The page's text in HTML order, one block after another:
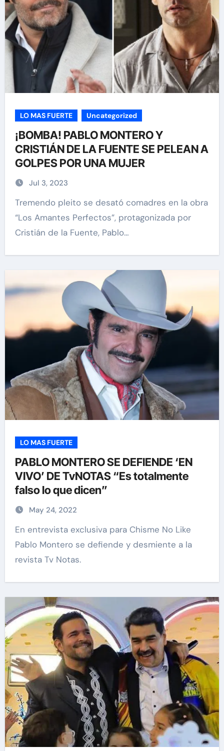
LO MAS FUERTE Uncategorized
¡BOMBA! PABLO MONTERO Y
CRISTIÁN DE LA FUENTE SE PELEAN A
GOLPES POR UNA MUJER
Jul 3, 2023
Tremendo pleito se desató comadres en la obra
“Los Amantes Perfectos”, protagonizada por
Cristián de la Fuente, Pablo…
LO MAS FUERTE
PABLO MONTERO SE DEFIENDE ‘EN
VIVO’ DE TvNOTAS “Es totalmente
falso lo que dicen”
May 24, 2022
En entrevista exclusiva para Chisme No Like
Pablo Montero se defiende y desmiente a la
revista Tv Notas.